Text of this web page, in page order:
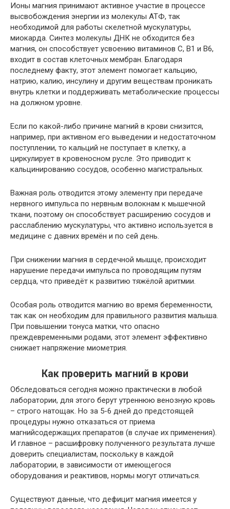
Ионы магния принимают активное участие в процессе
высвобождения энергии из молекулы АТФ, так
необходимой для работы скелетной мускулатуры,
миокарда. Синтез молекулы ДНК не обходится без
магния, он способствует усвоению витаминов С, В1 и В6,
входит в состав клеточных мембран. Благодаря
последнему факту, этот элемент помогает кальцию,
натрию, калию, инсулину и другим веществам проникать
внутрь клетки и поддерживать метаболические процессы
на должном уровне.
Если по какой-либо причине магний в крови снизится,
например, при активном его выведении и недостаточном
поступлении, то кальций не поступает в клетку, а
циркулирует в кровеносном русле. Это приводит к
кальцинированию сосудов, особенно магистральных.
Важная роль отводится этому элементу при передаче
нервного импульса по нервным волокнам к мышечной
ткани, поэтому он способствует расширению сосудов и
расслаблению мускулатуры, что активно используется в
медицине с давних времён и по сей день.
При снижении магния в сердечной мышце, происходит
нарушение передачи импульса по проводящим путям
сердца, что приведёт к развитию тяжёлой аритмии.
Особая роль отводится магнию во время беременности,
так как он необходим для правильного развития малыша.
При повышении тонуса матки, что опасно
преждевременными родами, этот элемент эффективно
снижает напряжение миометрия.
Как проверить магний в крови
Обследоваться сегодня можно практически в любой
лаборатории, для этого берут утреннюю венозную кровь
– строго натощак. Но за 5-6 дней до предстоящей
процедуры нужно отказаться от приема
магнийсодержащих препаратов (в случае их применения).
И главное – расшифровку полученного результата лучше
доверить специалистам, поскольку в каждой
лаборатории, в зависимости от имеющегося
оборудования и реактивов, нормы могут отличаться.
Существуют данные, что дефицит магния имеется у